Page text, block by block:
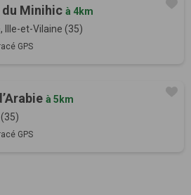
Minihic à 4km
Ille-et-Vilaine (35)
GPS
à 5km
GPS